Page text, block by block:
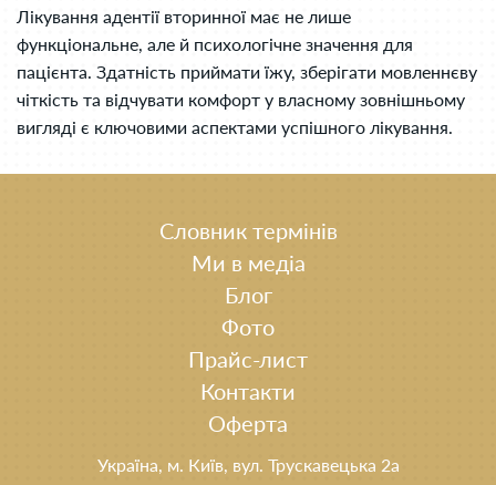
Лікування адентії вторинної має не лише
функціональне, але й психологічне значення для
пацієнта. Здатність приймати їжу, зберігати мовленнєву
чіткість та відчувати комфорт у власному зовнішньому
вигляді є ключовими аспектами успішного лікування.
Словник термінів
Ми в медіа
Блог
Фото
Прайс-лист
Контакти
Оферта
Україна, м. Київ, вул. Трускавецька 2а